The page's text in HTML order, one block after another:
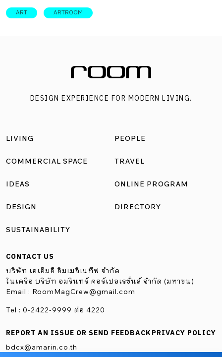
ผู้มาชมไม่เพียงได้เสพสุนทรียะจากภาพถ่ายที่น่าสนใจแต่หาก
ที่ถ่ายภาพนั้น จิรันธนิน เธียรพัฒนพล หรือ “กัสจัง” ยูทูปเบอร์
Key จากงานประกวดภาพถ่ายเวที Scholastic Art & Writing
ก่อนว่าทำไมไตเติ้ลมันต้องเป็น Our Moment in Mine” กัสจังเล่า
ขณะที่ชี้ชวนให้เรามองไปยังมุมต่างๆของแกลลอรี่ “มัน
หนึ่ง) ผมชอบวลีนี้มากเลยนะ ยิ่งพอมารวมกับ our(เรา) แล้ว
เปลี่ยนคำลงท้ายเล่นคำว่า time ให้เป็น mine(ของฉัน) มัน
เดียวกันอยู่ในชั่วเวลาหนึ่งครับ แล้วเรื่องราวนั้นมันก็ถูกรวบรวม
รถไฟใต้ดิน เป็นเรื่องการเดินทางของตะวันตก ส่วนฝั่งตรง
ข้ามกันผมตั้งใจวางรูปคนปั่นจักรยานในกรุงเทพไว้ ถ้าเรามา
ยืนอยู่ตรงที่ว่างตรงกลางของสองภาพ […]
ART ARTROOM
DESIGN EXPERIENCE FOR MODERN LIVING.
LIVING
COMMERCIAL SPACE
IDEAS
DESIGN
SUSTAINABILITY
PEOPLE
TRAVEL
ONLINE PROGRAM
DIRECTORY
CONTACT US
บริษัท เอเอ็มอี อิมเมจิเนทีฟ จำกัด
ในเครือ บริษัท อมรินทร์ คอร์เปอเรชั่นส์ จำกัด (มหาชน)
Email : RoomMagCrew@gmail.com
Tel : 0-2422-9999 ต่อ 4220
REPORT AN ISSUE OR SEND FEEDBACK
bdcx@amarin.co.th
PRIVACY POLICY